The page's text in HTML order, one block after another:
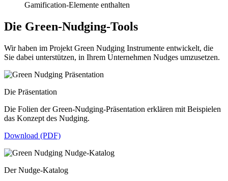
Gamification-Elemente enthalten
Die Green-Nudging-Tools
Wir haben im Projekt Green Nudging Instrumente entwickelt, die
Sie dabei unterstützen, in Ihrem Unternehmen Nudges umzusetzen.
Die Präsentation
Die Folien der Green-Nudging-Präsentation erklären mit Beispielen
das Konzept des Nudging.
Download (PDF)
Der Nudge-Katalog